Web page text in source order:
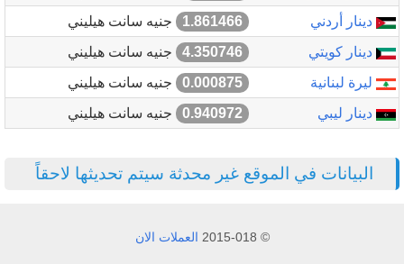
دينار أردني
1.861466
جنيه سانت هيليني
دينار كويتي
4.350746
جنيه سانت هيليني
ليرة لبنانية
0.000875
جنيه سانت هيليني
دينار ليبي
0.940972 جنيه سانت هيليني
البيانات في الموقع غير محدثة سيتم تحديثها لاحقاً
© 2015-018 العملات الان